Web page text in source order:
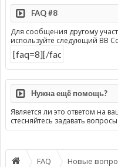
FAQ #8
Для сообщения другому
используйте следующий BB
Нужна ещё помощь?
Является ли это ответом на
стесняйтесь задавать
FAQ Новые